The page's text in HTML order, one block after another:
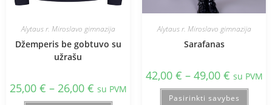
Alytaus r. Miroslavo gimnazija
Džemperis be gobtuvo su
užrašu
25,00 € – 26,00 € su PVM
Alytaus r. Miroslavo gimnazija
Sarafanas
42,00 € – 49,00 € su PVM
Pasirinkti savybes